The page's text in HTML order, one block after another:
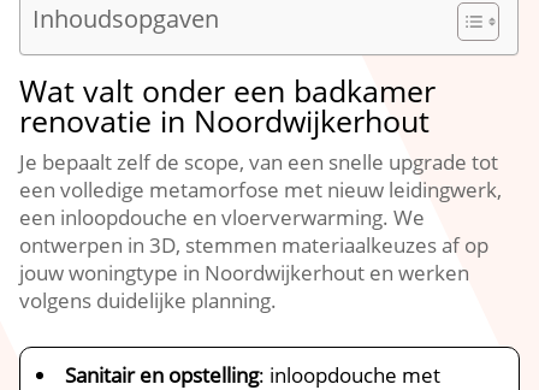
Inhoudsopgaven
Wat valt onder een badkamer
renovatie in Noordwijkerhout
Je bepaalt zelf de scope, van een snelle upgrade tot
een volledige metamorfose met nieuw leidingwerk,
een inloopdouche en vloerverwarming.​ We
ontwerpen in 3D, stemmen materiaalkeuzes af op
jouw woningtype in Noordwijkerhout en werken
volgens duidelijke planning.​
Sanitair en opstelling: inloopdouche met